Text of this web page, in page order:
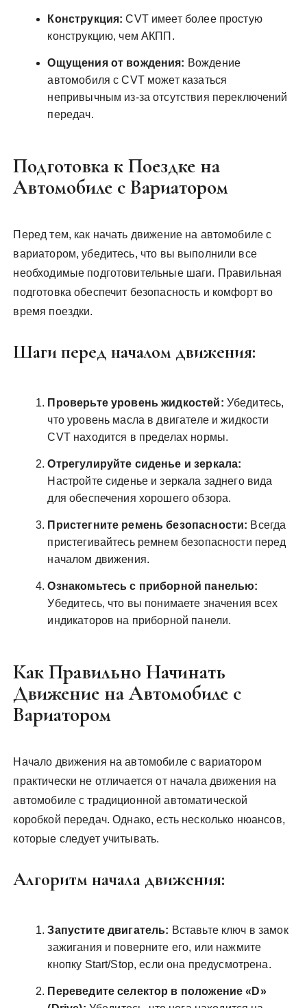
Конструкция: CVT имеет более простую
конструкцию, чем АКПП.
Ощущения от вождения: Вождение
автомобиля с CVT может казаться
непривычным из-за отсутствия переключений
передач.
Подготовка к Поездке на
Автомобиле с Вариатором
Перед тем, как начать движение на автомобиле с
вариатором, убедитесь, что вы выполнили все
необходимые подготовительные шаги. Правильная
подготовка обеспечит безопасность и комфорт во
время поездки.
Шаги перед началом движения:
Проверьте уровень жидкостей: Убедитесь,
что уровень масла в двигателе и жидкости
CVT находится в пределах нормы.
Отрегулируйте сиденье и зеркала:
Настройте сиденье и зеркала заднего вида
для обеспечения хорошего обзора.
Пристегните ремень безопасности: Всегда
пристегивайтесь ремнем безопасности перед
началом движения.
Ознакомьтесь с приборной панелью:
Убедитесь, что вы понимаете значения всех
индикаторов на приборной панели.
Как Правильно Начинать
Движение на Автомобиле с
Вариатором
Начало движения на автомобиле с вариатором
практически не отличается от начала движения на
автомобиле с традиционной автоматической
коробкой передач. Однако, есть несколько нюансов,
которые следует учитывать.
Алгоритм начала движения:
Запустите двигатель: Вставьте ключ в замок
зажигания и поверните его, или нажмите
кнопку Start/Stop, если она предусмотрена.
Переведите селектор в положение «D»